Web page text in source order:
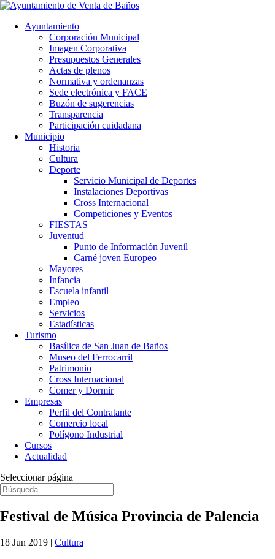
Ayuntamiento
Corporación Municipal
Imagen Corporativa
Presupuestos Generales
Actas de plenos
Normativa y ordenanzas
Sede electrónica y FACE
Buzón de sugerencias
Transparencia
Participación cuidadana
Municipio
Historia
Cultura
Deporte
Servicio Municipal de Deportes
Instalaciones Deportivas
Cross Internacional
Competiciones y Eventos
FIESTAS
Juventud
Punto de Información Juvenil
Carné joven Europeo
Mayores
Infancia
Escuela infantil
Empleo
Servicios
Estadísticas
Turismo
Basílica de San Juan de Baños
Museo del Ferrocarril
Patrimonio
Cross Internacional
Comer y Dormir
Empresas
Perfil del Contratante
Comercio local
Polígono Industrial
Cursos
Actualidad
Seleccionar página
Festival de Música Provincia de Palencia
18 Jun 2019 | Cultura